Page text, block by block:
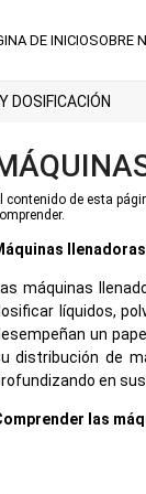
DE INICIOSOBRE
DOSIFICACIÓN
contenido de esta
máquinas
líquidos,
un
distribución de
en
las
Las máquinas
proceso de